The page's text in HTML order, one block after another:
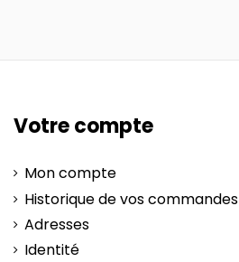
Votre compte
Mon compte
Historique de vos commandes
Adresses
Identité